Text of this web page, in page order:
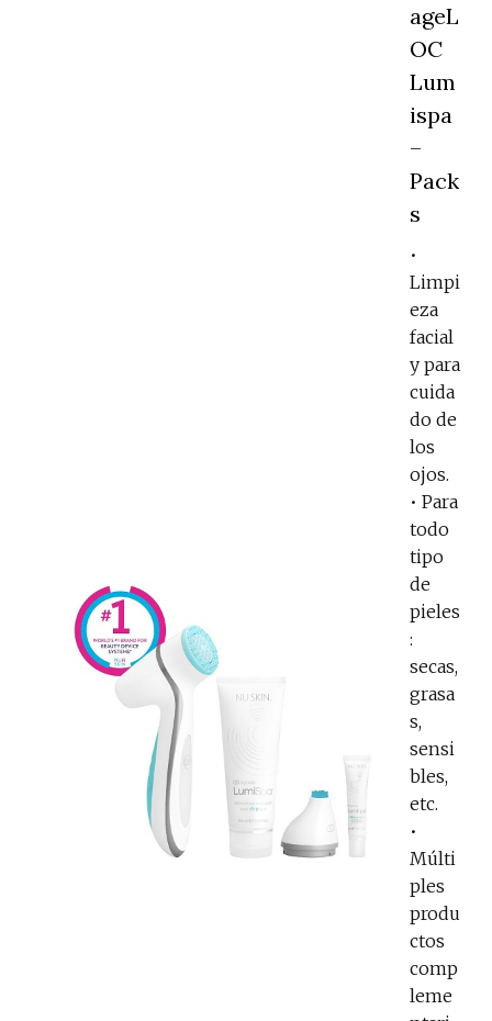
ageL
OC
Lum
ispa
–
Pack
s
•
Limpi
eza
facial
y para
cuida
do de
los
ojos.
• Para
todo
tipo
de
pieles
:
secas,
grasa
s,
sensi
bles,
etc.
•
Múlti
ples
produ
ctos
comp
leme